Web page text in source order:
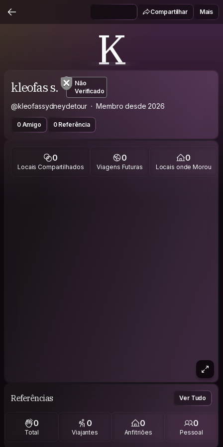
Compartilhar Mais
K
kleofas s.
Não
Verificado
@kleofassydneydetour Membro desde 2026
0 Amigo 0 Referência
0
Locais Compartilhados
0
Viagens Futuras
0
Locais onde Morou
Referências Ver Tudo
0
Total
0
Viajantes
0
Anfitriões
0
Pessoal